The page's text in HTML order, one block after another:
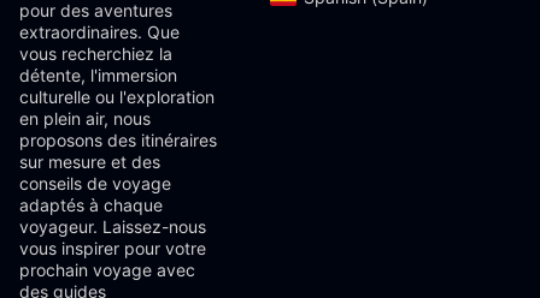
pour des aventures
extraordinaires. Que
vous recherchiez la
détente, l'immersion
culturelle ou l'exploration
en plein air, nous
proposons des itinéraires
sur mesure et des
conseils de voyage
adaptés à chaque
voyageur. Laissez-nous
vous inspirer pour votre
prochain voyage avec
des guides